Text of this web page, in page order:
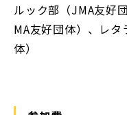
ルック部（JMA友好
MA友好団体）、レ
体）